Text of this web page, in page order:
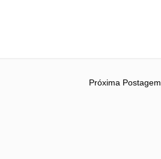
Próxima Postagem